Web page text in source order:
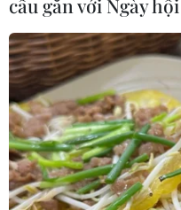
cầu gắn với Ngày